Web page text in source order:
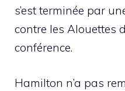
s’est terminée par
contre les Alouettes
conférence.
Hamilton n’a pas